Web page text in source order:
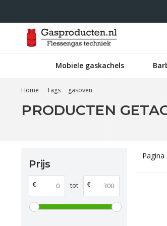
Mobiele gaskachels
Home Tags gasoven
PRODUCTEN
Prijs
€ tot €
Pagina